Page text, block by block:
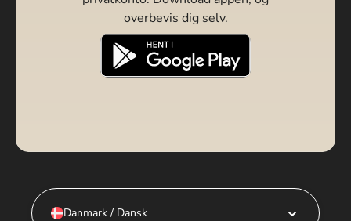
overbevis dig selv.
Danmark / Dansk